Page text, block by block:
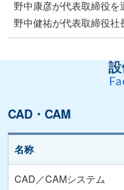
野中康彦が代表取締役
野中健祐が代表取締役社
CAD・CAM
名称
CAD／CAMシステム